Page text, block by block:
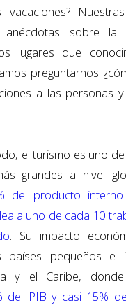
vacaciones?
anécdotas sobre la
lugares que
preguntarnos
a las personas
el turismo es uno
grandes a nivel
del producto
a uno de cada 10
. Su impacto
países pequeños e
y el Caribe,
del PIB y casi 15%